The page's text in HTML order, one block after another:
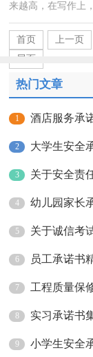
来越高，在写作上
有文字可写？下面
首页
上一页
尾页
热门文章
1 酒店服务承
2 大学生安全
3 关于安全责
4 幼儿园家长
5 关于诚信考
6 员工承诺书
7 工程质量保
8 实习承诺书
9 小学生安全